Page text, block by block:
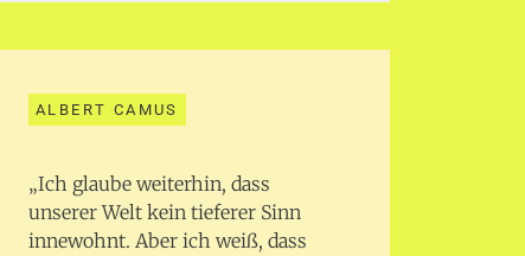
ALBERT CAMUS
„Ich glaube weiterhin, dass
unserer Welt kein tieferer Sinn
innewohnt. Aber ich weiß, dass